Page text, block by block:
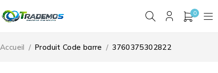
0
Accueil / Produit Code barre / 3760375302822